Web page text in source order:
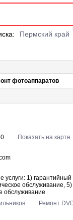
Пермский край
фотоаппаратов
Показать на карте
1)
обслуживание,
обслуживание
Ремонт